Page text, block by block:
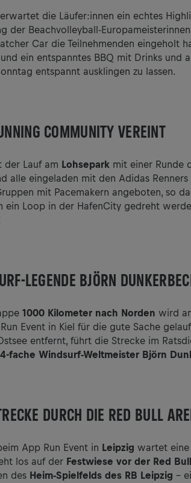
erwartet die Läufer:innen ein echtes
der Beachvolleyball-Europameisterinnen
Car die Teilnehmenden eingeholt
ein entspanntes BBQ mit Drinks und
entspannt ausklingen zu lassen.
COMMUNITY VEREINT
der Lauf am Lohsepark mit einer Runde
alle eingeladen mit den Adidas Renners
mit Pacemakern angeboten, so
ein Loop in der HafenCity gedreht
LEGENDE BJÖRN
1000 Kilometer nach Norden wird
Event in Kiel für die gute Sache
entfernt, führt die Strecke im
fache Windsurf-Weltmeister Björn
DURCH DIE RED BULL
App Run Event in Leipzig wartet eine
los auf der Festwiese vor der Red
des Heim-Spielfelds des RB Leipzig –